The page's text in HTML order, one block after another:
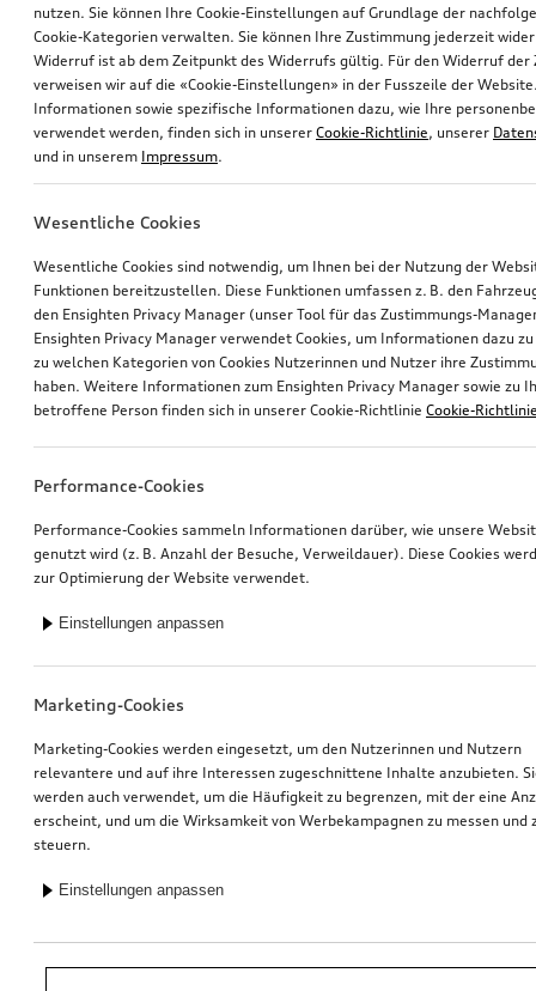
*Unverbindliche Preisempfehlung der Importeurin AMAG Import AG. Inkl.
gesetzlicher MwSt. Preise beim Audi Partner können abweichen; weitere
nutzen. Sie können Ihre Cookie-Einstellungen auf Grundlage der
Cookie-Kategorien verwalten. Sie können Ihre Zustimmung jederzeit
Widerruf ist ab dem Zeitpunkt des Widerrufs gültig. Für den Widerruf der
verweisen wir auf die «Cookie-Einstellungen» in der Fusszeile der
Informationen sowie spezifische Informationen dazu, wie Ihre
verwendet werden, finden sich in unserer Cookie-Richtlinie, unserer
und in unserem Impressum.
Wesentliche Cookies
Wesentliche Cookies sind notwendig, um Ihnen bei der Nutzung der
Funktionen bereitzustellen. Diese Funktionen umfassen z. B. den
den Ensighten Privacy Manager (unser Tool für das Zustimmungs-
Ensighten Privacy Manager verwendet Cookies, um Informationen dazu
zu welchen Kategorien von Cookies Nutzerinnen und Nutzer ihre
haben. Weitere Informationen zum Ensighten Privacy Manager sowie zu
betroffene Person finden sich in unserer Cookie-Richtlinie Cookie-
Performance-Cookies
Performance-Cookies sammeln Informationen darüber, wie unsere
genutzt wird (z. B. Anzahl der Besuche, Verweildauer). Diese Cookies
zur Optimierung der Website verwendet.
Einstellungen anpassen
Marketing-Cookies
Marketing-Cookies werden eingesetzt, um den Nutzerinnen und Nutzern
relevantere und auf ihre Interessen zugeschnittene Inhalte anzubieten.
werden auch verwendet, um die Häufigkeit zu begrenzen, mit der eine
erscheint, und um die Wirksamkeit von Werbekampagnen zu messen und
steuern.
Einstellungen anpassen